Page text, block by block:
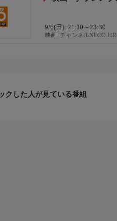
9/6(日) 21:30～23:30
映画･チャンネルNECO-HD
クした人が見ている番組